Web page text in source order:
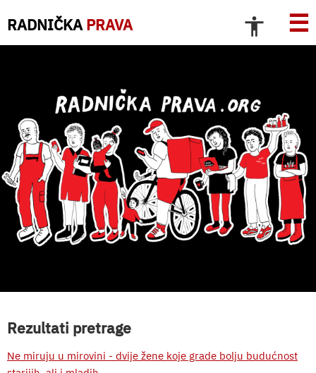
RADNIČKA PRAVA ☰
Rezultati pretrage
Ne miruju u mirovini - dvije žene koje grade bolju budućnost